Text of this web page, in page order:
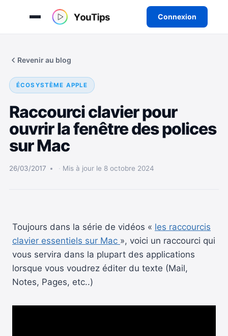
Connexion
Revenir au blog
ÉCOSYSTÈME APPLE
Raccourci clavier pour
ouvrir la fenêtre des polices
sur Mac
26/03/2017 Mis à jour le 8 octobre 2024
Toujours dans la série de vidéos « les raccourcis
clavier essentiels sur Mac », voici un raccourci qui
vous servira dans la plupart des applications
lorsque vous voudrez éditer du texte (Mail,
Notes, Pages, etc..)